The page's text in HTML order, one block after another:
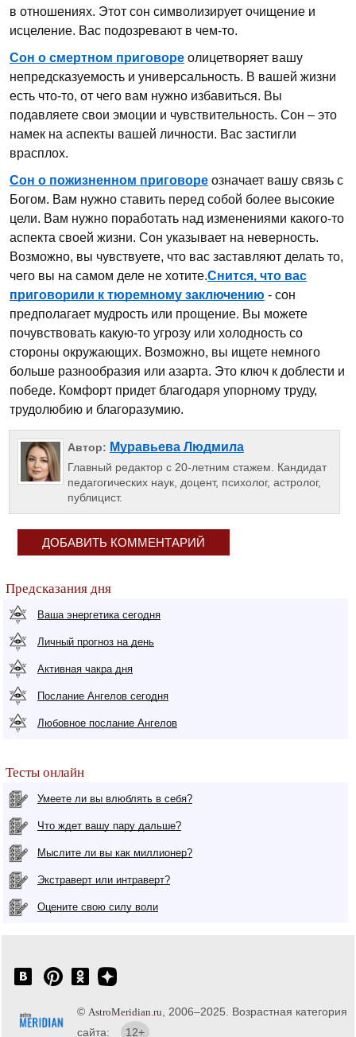
в отношениях. Этот сон символизирует очищение и
исцеление. Вас подозревают в чем-то.
Сон о смертном приговоре олицетворяет вашу
непредсказуемость и универсальность. В вашей жизни
есть что-то, от чего вам нужно избавиться. Вы
подавляете свои эмоции и чувствительность. Сон – это
намек на аспекты вашей личности. Вас застигли
врасплох.
Сон о пожизненном приговоре означает вашу связь с
Богом. Вам нужно ставить перед собой более высокие
цели. Вам нужно поработать над изменениями какого-то
аспекта своей жизни. Сон указывает на неверность.
Возможно, вы чувствуете, что вас заставляют делать то,
чего вы на самом деле не хотите.Снится, что вас
приговорили к тюремному заключению - сон
предполагает мудрость или прощение. Вы можете
почувствовать какую-то угрозу или холодность со
стороны окружающих. Возможно, вы ищете немного
больше разнообразия или азарта. Это ключ к доблести и
победе. Комфорт придет благодаря упорному труду,
трудолюбию и благоразумию.
Автор: Муравьева Людмила
Главный редактор с 20-летним стажем. Кандидат
педагогических наук, доцент, психолог, астролог,
публицист.
ДОБАВИТЬ КОММЕНТАРИЙ
Предсказания дня
Ваша энергетика сегодня
Личный прогноз на день
Активная чакра дня
Послание Ангелов сегодня
Любовное послание Ангелов
Тесты онлайн
Умеете ли вы влюблять в себя?
Что ждет вашу пару дальше?
Мыслите ли вы как миллионер?
Экстраверт или интраверт?
Оцените свою силу воли
© AstroMeridian.ru , 2006–2025. Возрастная категория
сайта:
12+